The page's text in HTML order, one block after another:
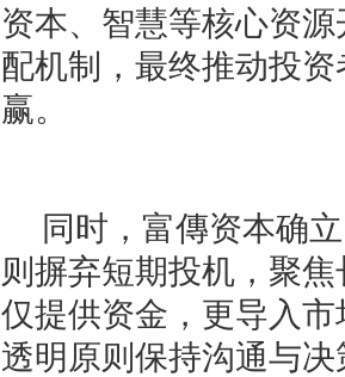
资本、智慧等核心资
配机制，最终推动投
赢。
同时，富傳资本确
则摒弃短期投机，聚
仅提供资金，更导入
透明原则保持沟通与